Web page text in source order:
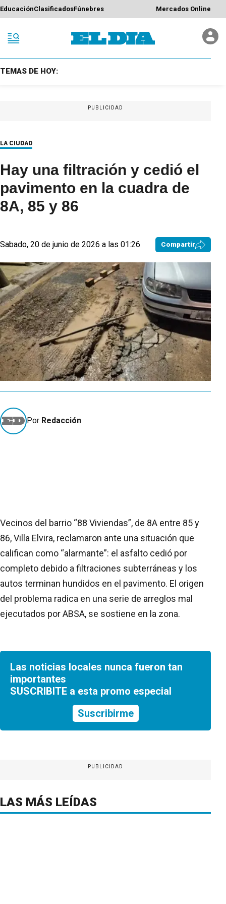
EducaciónClasificadosFúnebres Mercados Online
TEMAS DE HOY:
PUBLICIDAD
LA CIUDAD
Hay una filtración y cedió el
pavimento en la cuadra de
8A, 85 y 86
Sabado, 20 de junio de 2026 a las 01:26 Compartir
Por Redacción
Vecinos del barrio “88 Viviendas”, de 8A entre 85 y
86, Villa Elvira, reclamaron ante una situación que
califican como “alarmante”: el asfalto cedió por
completo debido a filtraciones subterráneas y los
autos terminan hundidos en el pavimento. El origen
del problema radica en una serie de arreglos mal
ejecutados por ABSA, se sostiene en la zona.
Las noticias locales nunca fueron tan
importantes
SUSCRIBITE a esta promo especial
Suscribirme
PUBLICIDAD
LAS MÁS LEÍDAS